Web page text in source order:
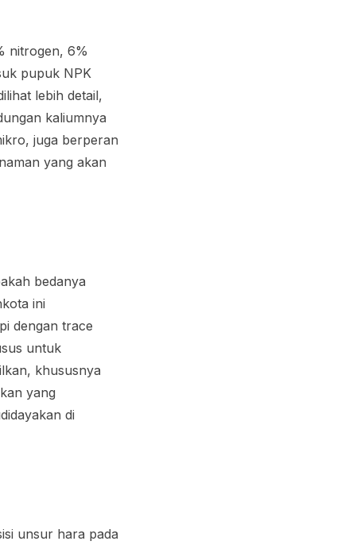
nitrogen, 6%
pupuk NPK
lebih detail,
kaliumnya
juga berperan
yang akan
bedanya
ini
dengantrace
untuk
khususnya
yang
di
unsur hara pada